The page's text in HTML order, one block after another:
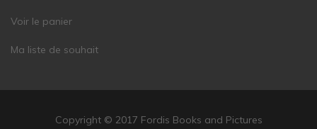
Voir le panier
Ma liste de souhait
Copyright © 2017 Fordis Books and Pictures